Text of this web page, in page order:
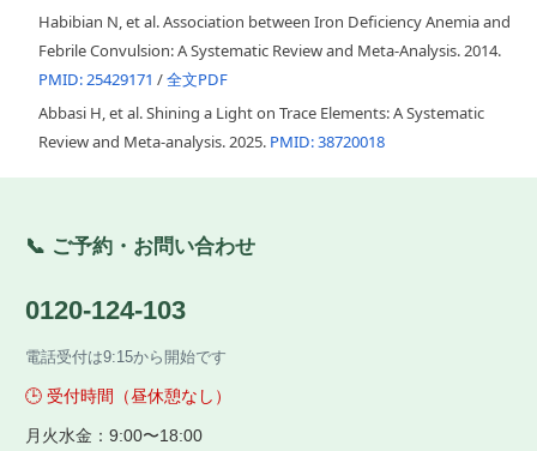
Habibian N, et al. Association between Iron Deficiency Anemia and
Febrile Convulsion: A Systematic Review and Meta-Analysis. 2014.
PMID: 25429171 /全文PDF
Abbasi H, et al. Shining a Light on Trace Elements: A Systematic
Review and Meta-analysis. 2025. PMID: 38720018
📞 ご予約・お問い合わせ
0120-124-103
電話受付は9:15から開始です
🕒 受付時間（昼休憩なし）
月火水金：9:00〜18:00